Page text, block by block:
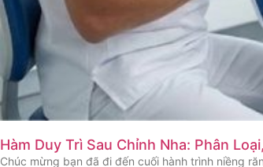
Hàm Duy Trì Sau Chỉnh Nha: Phân
Chúc mừng bạn đã đi đến cuối hành trình niềng